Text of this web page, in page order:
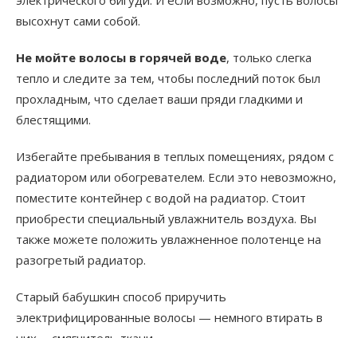
высохнут сами собой.
Не мойте волосы в горячей воде, только слегка
тепло и следите за тем, чтобы последний поток был
прохладным, что сделает ваши пряди гладкими и
блестящими.
Избегайте пребывания в теплых помещениях, рядом с
радиатором или обогревателем. Если это невозможно,
поместите контейнер с водой на радиатор. Стоит
приобрести специальный увлажнитель воздуха. Вы
также можете положить увлажненное полотенце на
разогретый радиатор.
Старый бабушкин способ приручить
электрифицированные волосы — немного втирать в